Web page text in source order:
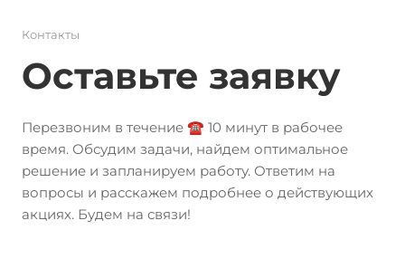
Контакты
Оставьте заявку
Перезвоним в течение ☎️ 10 минут в рабочее
время. Обсудим задачи, найдем оптимальное
решение и запланируем работу. Ответим на
вопросы и расскажем подробнее о действующих
акциях. Будем на связи!